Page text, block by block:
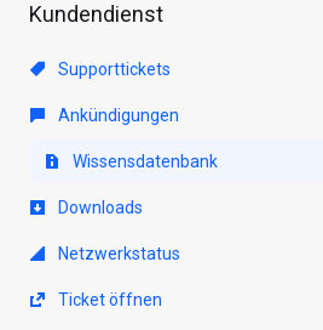
Kundendienst
Supporttickets
Ankündigungen
Wissensdatenbank
Downloads
Netzwerkstatus
Ticket öffnen